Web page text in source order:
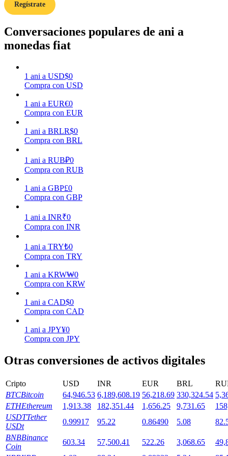
Earn
Power Piggy
Staking
Alta rentabilidad y acceso instantáneo
Participación flexible para ganar tokens populares
Regístrate
Conversaciones populares de ani a
monedas fiat
1 ani a USD$0
Compra con USD
1 ani a EUR€0
Compra con EUR
1 ani a BRLR$0
Compra con BRL
1 ani a RUB₽0
Compra con RUB
1 ani a GBP£0
Compra con GBP
1 ani a INR₹0
Compra con INR
1 ani a TRY₺0
Compra con TRY
1 ani a KRW₩0
Compra con KRW
1 ani a CAD$0
Compra con CAD
1 ani a JPY¥0
Compra con JPY
Otras conversiones de activos digitales
Cripto USD INR EUR BRL
BTCBitcoin 64,946.53 6,189,608.19 56,218.69 330,324.54
ETHEthereum 1,913.38 182,351.44 1,656.25 9,731.65
USDTTether
USDt
0.99917 95.22 0.86490 5.08
BNBBinance
Coin
603.34 57,500.41 522.26 3,068.65